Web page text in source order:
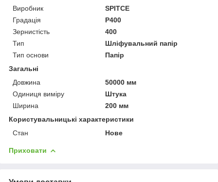
Виробник
SPITCE
Градація
P400
Зернистість
400
Тип
Шліфувальний папір
Тип основи
Папір
Загальні
Довжина
50000 мм
Одиниця виміру
Штука
Ширина
200 мм
Користувальницькі характеристики
Стан
Нове
Приховати